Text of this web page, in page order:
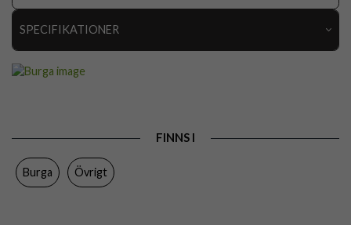
SPECIFIKATIONER
EAN
FINNS I
Burga Övrigt